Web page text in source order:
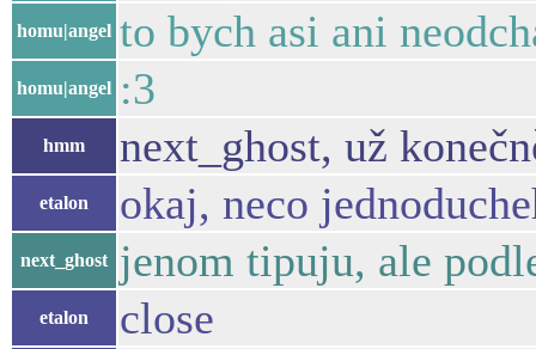
homu|angel to bych asi ani
homu|angel :3
hmm next_ghost, už
etalon okaj, neco
next_ghost jenom tipuju, ale
etalon close